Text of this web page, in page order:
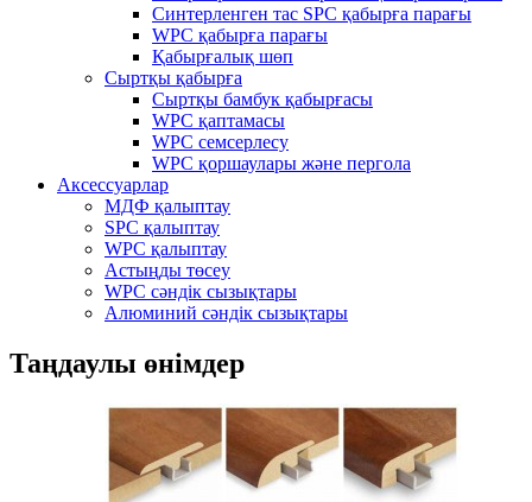
Синтерленген тас SPC қабырға парағы
WPC қабырға парағы
Қабырғалық шөп
Сыртқы қабырға
Сыртқы бамбук қабырғасы
WPC қаптамасы
WPC семсерлесу
WPC қоршаулары және пергола
Аксессуарлар
МДФ қалыптау
SPC қалыптау
WPC қалыптау
Астыңды төсеу
WPC сәндік сызықтары
Алюминий сәндік сызықтары
Таңдаулы өнімдер